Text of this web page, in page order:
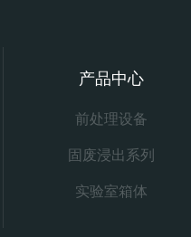
产品中心
前处理设备
固废浸出系列
实验室箱体